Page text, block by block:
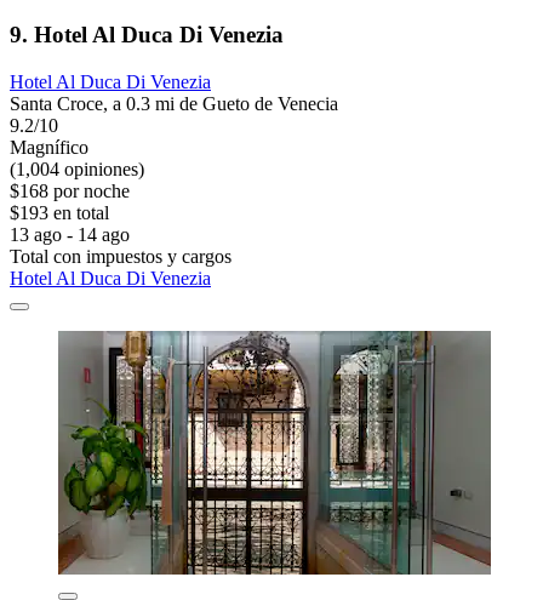
9. Hotel Al Duca Di Venezia
Hotel Al Duca Di Venezia
Santa Croce, a 0.3 mi de Gueto de Venecia
9.2/10
Magnífico
(1,004 opiniones)
$168 por noche
$193 en total
13 ago - 14 ago
Total con impuestos y cargos
Hotel Al Duca Di Venezia